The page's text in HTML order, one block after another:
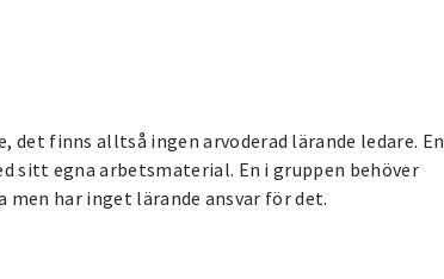
det finns alltså ingen arvoderad lärande ledare. En
sitt egna arbetsmaterial. En i gruppen behöver
har inget lärande ansvar för det.